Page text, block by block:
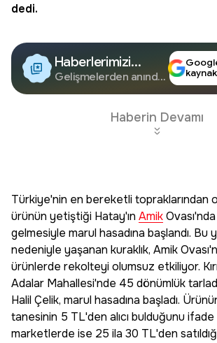
dedi.
Haberlerimizi
Google'da Takip
Edin
Gelişmelerden anında
Haberin Devamı
Türkiye'nin en bereketli topraklarından
ürünün yetiştiği Hatay'ın Amik
gelmesiyle marul hasadına başlandı. Bu
nedeniyle yaşanan kuraklık, Amik
ürünlerde rekolteyi olumsuz etkiliyor.
Adalar Mahallesi'nde 45 dönümlük
Halil Çelik, marul hasadına başladı.
tanesinin 5 TL'den alıcı bulduğunu
marketlerde ise 25 ila 30 TL'den